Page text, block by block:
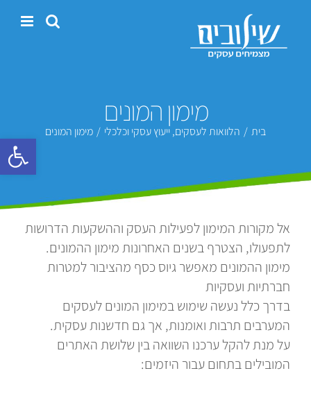
פתח
מימון המונים
בית / הלוואות לעסקים,ייעוץ עסקי וכלכלי / מימון המונים
אל מקורות המימון לפעילות העסק וההשקעות הדרושות
לתפעולו, הצטרף בשנים האחרונות מימון ההמונים.
מימון ההמונים מאפשר גיוס כסף מהציבור למטרות
חברתיות ועסקיות
בדרך כלל נעשה שימוש במימון המונים לעסקים
המערבים תרבות ואומנות, אך גם חדשנות עסקית.
על מנת להקל ערכנו השוואה בין שלושת האתרים
המובילים בתחום עבור היזמים: